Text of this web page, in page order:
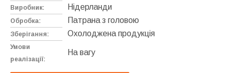
Виробник: Нідерланди
Обробка: Патрана з головою
Зберігання: Охолоджена продукція
Умови
реалізації:
На вагу